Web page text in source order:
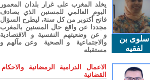
سلوى بن
لفقيه
يخلد المغرب على غرار بلدان المعمور
اليوم العالمي للمسنين الذي يصادف
فاتح أكتوبر من كل سنة، ليطرح السؤال
مجددا عن واقع حال المسنين بالمغرب
و عن وضعيتهم النفسية و الاقتصادية
والاجتماعية و الصحية وعن مآلهم و
مستقبله
الاعمال الدرامية الرمضانية والاحكام
القضائية